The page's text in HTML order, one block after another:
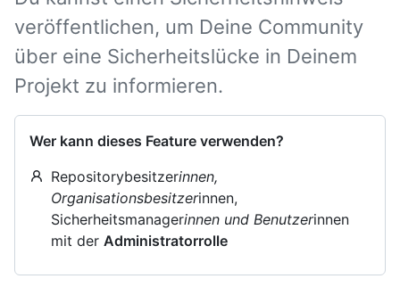
veröffentlichen, um Deine Community
über eine Sicherheitslücke in Deinem
Projekt zu informieren.
Wer kann dieses Feature verwenden?
Repositorybesitzerinnen,
Organisationsbesitzerinnen,
Sicherheitsmanagerinnen und Benutzerinnen
mit der Administratorrolle